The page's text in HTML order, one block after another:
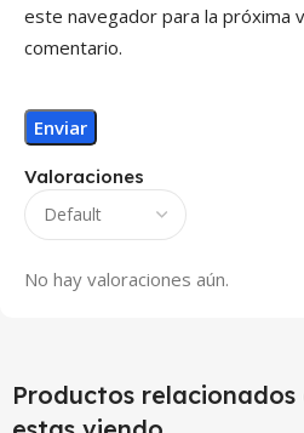
Valoraciones
No hay valoraciones aún.
este navegador para la próxima
comentario.
Productos